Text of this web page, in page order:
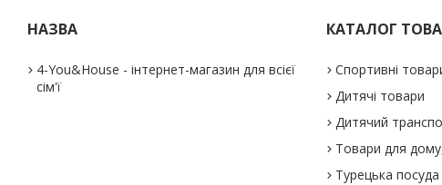
НАЗВА
4-You&House - інтернет-магазин для всієї
сім'ї
КАТАЛОГ
Спортивні
Дитячі товари
Дитячий
Товари для
Турецька посуда